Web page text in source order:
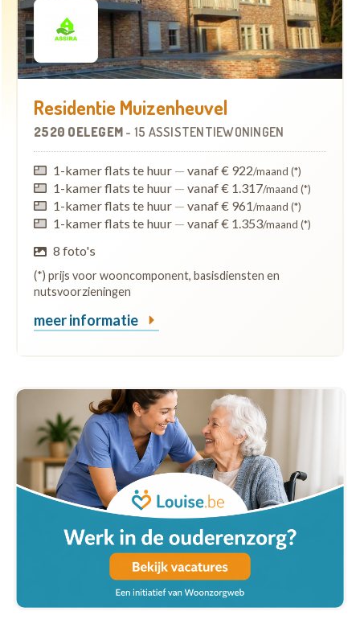
Residentie Muizenheuvel
2520 OELEGEM - 15 ASSISTENTIEWONINGEN
1-kamer flats te huur — vanaf € 922/maand (*)
1-kamer flats te huur — vanaf € 1.317/maand (*)
1-kamer flats te huur — vanaf € 961/maand (*)
1-kamer flats te huur — vanaf € 1.353/maand (*)
8 foto's
(*) prijs voor wooncomponent, basisdiensten en
nutsvoorzieningen
meer informatie